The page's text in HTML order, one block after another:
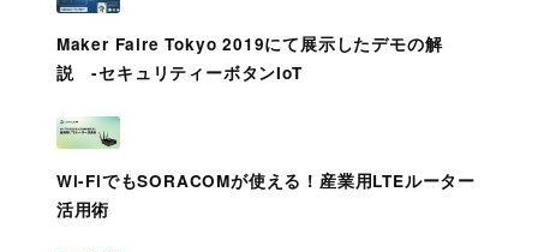
Maker Faire Tokyo 2019にて展示したデモの解
説 -セキュリティーボタンIoT
Wi-FiでもSORACOMが使える！産業用LTEルーター
活用術